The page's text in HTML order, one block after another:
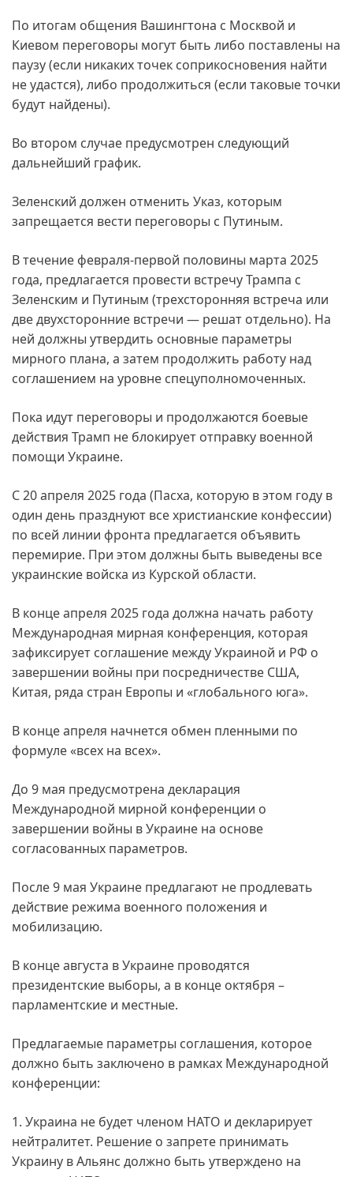
По итогам общения Вашингтона с Москвой и
Киевом переговоры могут быть либо поставлены на
паузу (если никаких точек соприкосновения найти
не удастся), либо продолжиться (если таковые точки
будут найдены).
Во втором случае предусмотрен следующий
дальнейший график.
Зеленский должен отменить Указ, которым
запрещается вести переговоры с Путиным.
В течение февраля-первой половины марта 2025
года, предлагается провести встречу Трампа с
Зеленским и Путиным (трехсторонняя встреча или
две двухсторонние встречи — решат отдельно). На
ней должны утвердить основные параметры
мирного плана, а затем продолжить работу над
соглашением на уровне спецуполномоченных.
Пока идут переговоры и продолжаются боевые
действия Трамп не блокирует отправку военной
помощи Украине.
С 20 апреля 2025 года (Пасха, которую в этом году в
один день празднуют все христианские конфессии)
по всей линии фронта предлагается объявить
перемирие. При этом должны быть выведены все
украинские войска из Курской области.
В конце апреля 2025 года должна начать работу
Международная мирная конференция, которая
зафиксирует соглашение между Украиной и РФ о
завершении войны при посредничестве США,
Китая, ряда стран Европы и «глобального юга».
В конце апреля начнется обмен пленными по
формуле «всех на всех».
До 9 мая предусмотрена декларация
Международной мирной конференции о
завершении войны в Украине на основе
согласованных параметров.
После 9 мая Украине предлагают не продлевать
действие режима военного положения и
мобилизацию.
В конце августа в Украине проводятся
президентские выборы, а в конце октября –
парламентские и местные.
Предлагаемые параметры соглашения, которое
должно быть заключено в рамках Международной
конференции:
1. Украина не будет членом НАТО и декларирует
нейтралитет. Решение о запрете принимать
Украину в Альянс должно быть утверждено на